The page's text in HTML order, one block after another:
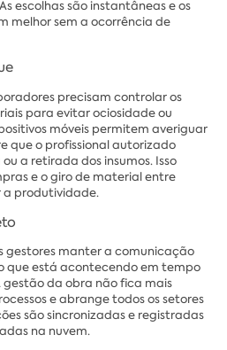
escolhas são instantâneas e os
melhor sem a ocorrência de
precisam controlar os
para evitar ociosidade ou
móveis permitem averiguar
que o profissional autorizado
a retirada dos insumos. Isso
e o giro de material entre
a produtividade.
gestores manter a comunicação
que está acontecendo em tempo
gestão da obra não fica mais
e abrange todos os setores
são sincronizadas e registradas
na nuvem.